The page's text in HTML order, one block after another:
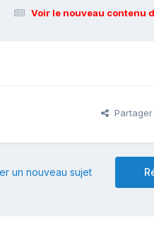
Voir le nouveau contenu
Partager
un nouveau sujet